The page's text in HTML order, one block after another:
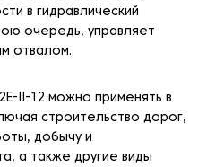
в гидравлический
очередь, управляет
отвалом.
II-12 можно применять в
строительство дорог,
добычу и
а также другие виды